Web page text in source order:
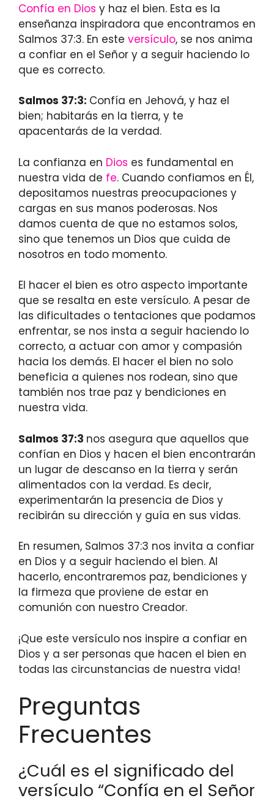
Confía en Dios y haz el bien. Esta es la
enseñanza inspiradora que encontramos en
Salmos 37:3. En este versículo, se nos anima
a confiar en el Señor y a seguir haciendo lo
que es correcto.
Salmos 37:3: Confía en Jehová, y haz el
bien; habitarás en la tierra, y te
apacentarás de la verdad.
La confianza en Dios es fundamental en
nuestra vida de fe. Cuando confiamos en Él,
depositamos nuestras preocupaciones y
cargas en sus manos poderosas. Nos
damos cuenta de que no estamos solos,
sino que tenemos un Dios que cuida de
nosotros en todo momento.
El hacer el bien es otro aspecto importante
que se resalta en este versículo. A pesar de
las dificultades o tentaciones que podamos
enfrentar, se nos insta a seguir haciendo lo
correcto, a actuar con amor y compasión
hacia los demás. El hacer el bien no solo
beneficia a quienes nos rodean, sino que
también nos trae paz y bendiciones en
nuestra vida.
Salmos 37:3 nos asegura que aquellos que
confían en Dios y hacen el bien encontrarán
un lugar de descanso en la tierra y serán
alimentados con la verdad. Es decir,
experimentarán la presencia de Dios y
recibirán su dirección y guía en sus vidas.
En resumen, Salmos 37:3 nos invita a confiar
en Dios y a seguir haciendo el bien. Al
hacerlo, encontraremos paz, bendiciones y
la firmeza que proviene de estar en
comunión con nuestro Creador.
¡Que este versículo nos inspire a confiar en
Dios y a ser personas que hacen el bien en
todas las circunstancias de nuestra vida!
Preguntas
Frecuentes
¿Cuál es el significado del
versículo “Confía en el Señor